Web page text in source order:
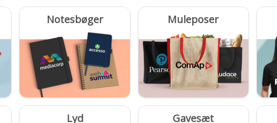
Notesbøger Muleposer
Lyd Gavesæt